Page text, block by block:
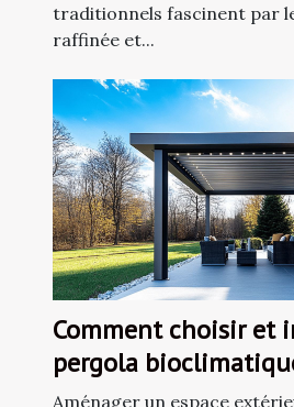
traditionnels fascinent par
raffinée et...
Comment choisir et
pergola
en aluminium
Aménager un espace